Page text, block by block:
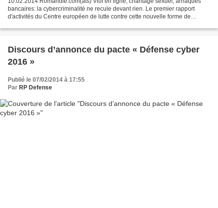
bancaires: la cybercriminalité ne recule devant rien. Le premier rapport
d'activités du Centre européen de lutte contre cette nouvelle forme de
Discours d’annonce du pacte « Défense cyber
2016 »
Publié le 07/02/2014 à 17:55
Par RP Defense